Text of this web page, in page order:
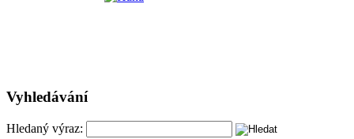
Vyhledávání
Hledaný výraz: